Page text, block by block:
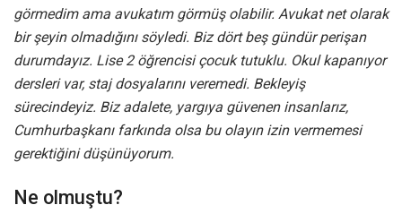
görmedim ama avukatım görmüş olabilir. Avukat net olarak
bir şeyin olmadığını söyledi. Biz dört beş gündür perişan
durumdayız. Lise 2 öğrencisi çocuk tutuklu. Okul kapanıyor
dersleri var, staj dosyalarını veremedi. Bekleyiş
sürecindeyiz. Biz adalete, yargıya güvenen insanlarız,
Cumhurbaşkanı farkında olsa bu olayın izin vermemesi
gerektiğini düşünüyorum.
Ne olmuştu?